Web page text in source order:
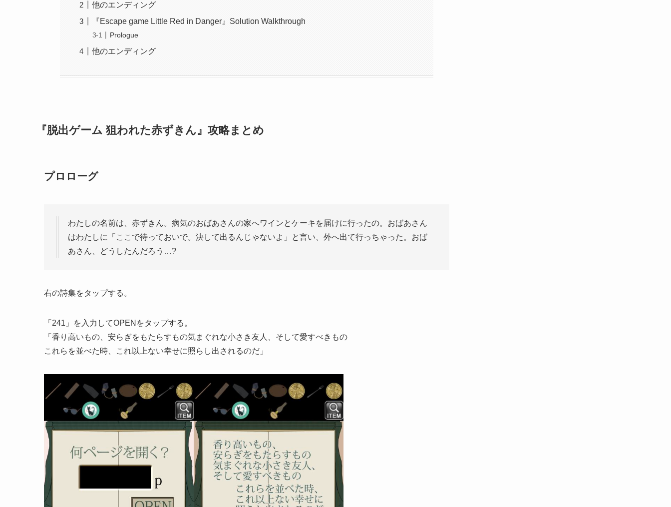
他のエンディング
『Escape game Little Red in Danger』Solution Walkthrough
Prologue
他のエンディング
『脱出ゲーム 狙われた赤ずきん』攻略まとめ
プロローグ
わたしの名前は、赤ずきん。病気のおばあさんの家へワインとケーキを届けに行ったの。おばあさん
はわたしに「ここで待っておいで。決して出るんじゃないよ」と言い、外へ出て行っちゃった。おば
あさん、どうしたんだろう…?
右の詩集をタップする。
「241」を入力してOPENをタップする。
「香り高いもの、安らぎをもたらすもの気まぐれな小さき友人、そして愛すべきもの
これらを並べた時、これ以上ない幸せに照らし出されるのだ」